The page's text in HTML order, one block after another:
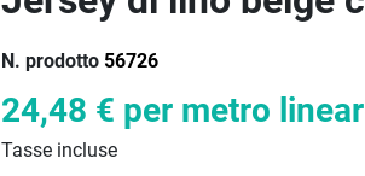
N. prodotto 56726
24,48 € per metro
Tasse incluse